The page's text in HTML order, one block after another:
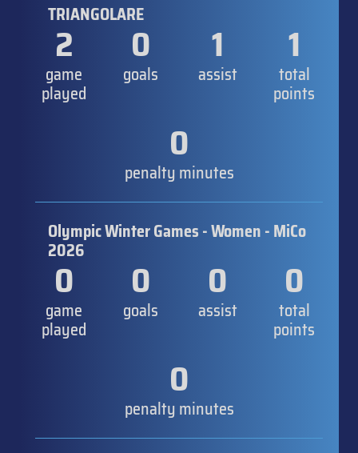
TRIANGOLARE
2
game
played
0
goals
1
assist
1
total
points
0
penalty minutes
Olympic Winter Games - Women - MiCo
2026
0
game
played
0
goals
0
assist
0
total
points
0
penalty minutes